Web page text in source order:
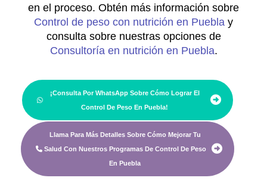
en el proceso. Obtén más información sobre
Control de peso con nutrición en Puebla y
consulta sobre nuestras opciones de
Consultoría en nutrición en Puebla.
¡Consulta Por WhatsApp Sobre Cómo Lograr El
Control De Peso En Puebla!
Llama Para Más Detalles Sobre Cómo Mejorar Tu
Salud Con Nuestros Programas De Control De Peso
En Puebla